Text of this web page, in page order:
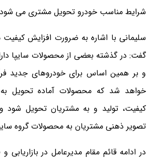
شرایط مناسب خودرو تحویل مشتری می
سلیمانی با اشاره به ضرورت افزایش
گفت: در گذشته بعضی از محصولات سایپا
و بر همین اساس برای خودروهای جدید
خواهد شد که محصولات آماده تحویل به
کیفیت، تولید و به مشتریان تحویل شود
تصویر ذهنی مشتریان به محصولات گروه
در ادامه قائم مقام مدیرعامل در بازاریابی